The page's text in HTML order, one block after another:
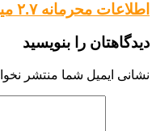
اطلاعات محرمانه ۲.۷ میلیون کاربر درز کرد: از رمز وای‌فای تا آدرس ایمیل!
دیدگاهتان را بنویسید
نشانی ایمیل شما منتشر